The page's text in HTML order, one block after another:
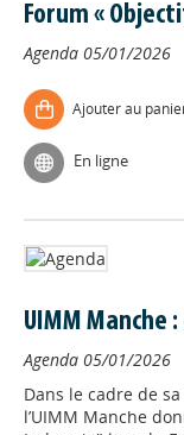
Forum «
Agenda 05/01/2026
Ajouter au
En ligne
UIMM Manche
Agenda 05/01/2026
Dans le cadre de
l’UIMM Manche